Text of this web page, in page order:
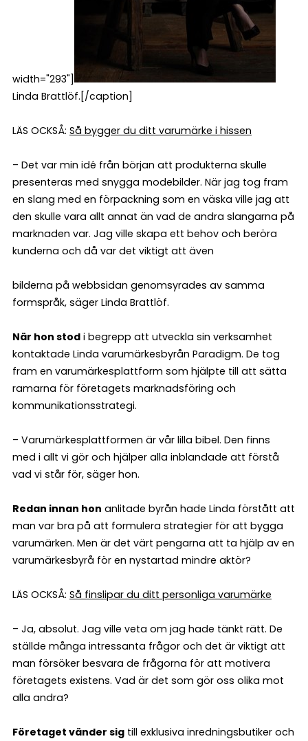
width="293"]
Linda Brattlöf.[/caption]
LÄS OCKSÅ: Så bygger du ditt varumärke i hissen
– Det var min idé från början att produkterna skulle
presenteras med snygga modebilder. När jag tog fram
en slang med en förpackning som en väska ville jag att
den skulle vara allt annat än vad de andra slangarna på
marknaden var. Jag ville skapa ett behov och beröra
kunderna och då var det viktigt att även
bilderna på webbsidan genomsyrades av samma
formspråk, säger Linda Brattlöf.
När hon stod i begrepp att utveckla sin verksamhet
kontaktade Linda varumärkesbyrån Paradigm. De tog
fram en varumärkesplattform som hjälpte till att sätta
ramarna för företagets marknadsföring och
kommunikationsstrategi.
– Varumärkesplattformen är vår lilla bibel. Den finns
med i allt vi gör och hjälper alla inblandade att förstå
vad vi står för, säger hon.
Redan innan hon anlitade byrån hade Linda förstått att
man var bra på att formulera strategier för att bygga
varumärken. Men är det värt pengarna att ta hjälp av en
varumärkesbyrå för en nystartad mindre aktör?
LÄS OCKSÅ: Så finslipar du ditt personliga varumärke
– Ja, absolut. Jag ville veta om jag hade tänkt rätt. De
ställde många intressanta frågor och det är viktigt att
man försöker besvara de frågorna för att motivera
företagets existens. Vad är det som gör oss olika mot
alla andra?
Företaget vänder sig till exklusiva inredningsbutiker och